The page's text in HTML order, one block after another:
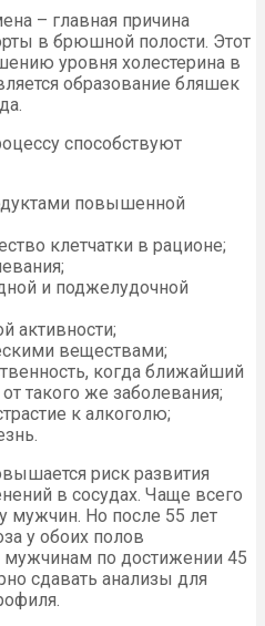
– главная причина
в брюшной полости. Этот
уровня холестерина в
образование бляшек
способствуют
повышенной
клетчатки в рационе;
и поджелудочной
активности;
веществами;
когда ближайший
такого же заболевания;
к алкоголю;
риск развития
в сосудах. Чаще всего
у мужчин. Но после 55 лет
у обоих полов
мужчинам по достижении 45
сдавать анализы для